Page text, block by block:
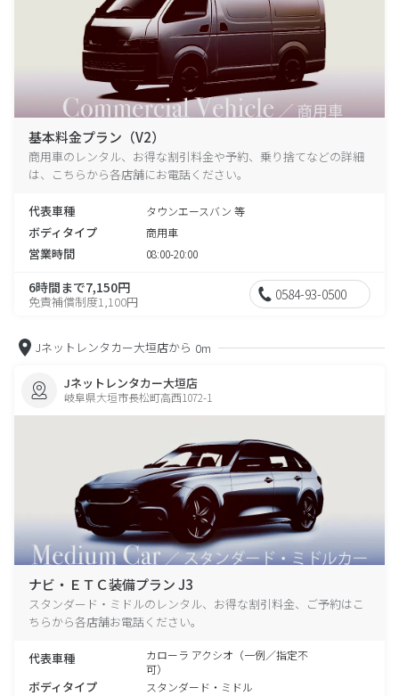
基本料金プラン（V2）
商用車のレンタル、お得な割引料金や予約、乗り捨てなどの詳細
は、こちらから各店舗にお電話ください。
代表車種 タウンエースバン 等
ボディタイプ 商用車
営業時間 08:00-20:00
6時間まで7,150円
免責補償制度1,100円 0584-93-0500
Jネットレンタカー大垣店から 0m
Jネットレンタカー大垣店
岐阜県大垣市長松町高西1072-1
ナビ・ＥＴＣ装備プラン J3
スタンダード・ミドルのレンタル、お得な割引料金、ご予約はこ
ちらから各店舗お電話ください。
代表車種
カローラ アクシオ（一例／指定不
可）
ボディタイプ スタンダード・ミドル